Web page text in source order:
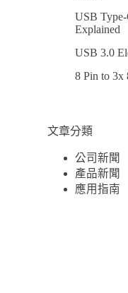
USB
Explained
USB 3.0
8 Pin to 3x
文章分類
公司新聞
產品新聞
應用指南